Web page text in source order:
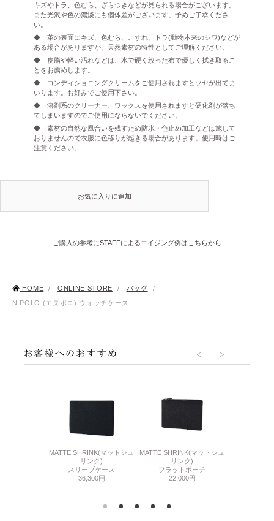
キズやトラ、色むら、ざらつきなどが見られる場合がございます。
また光沢や色の濃淡にも個体差がございます。予めご了承くださ
い。
◆ 革の表面にキズ、色むら、こすれ、トラ(動物本来のシワ)などが
ある場合がありますが、天然素材の特性としてご理解ください。
◆ 皮脂や軽い汚れなどは、水で硬く絞った布で優しく拭き取るこ
とをお薦めします。
◆ コンディショニングクリームをご使用されますとツヤが出てま
いります。お好みでご使用下さい。
◆ 溶剤系のクリーナー、ワックスを使用されますと硬化剤が落ち
てしまいますのでご使用にならないでください。
◆ 素材の自然な風合いを残すため防水・色止め加工などは施して
おりませんので衣服に色移りが起きる場合があります。使用時はご
注意ください。
お気に入りに追加
ご購入の参考にSTAFFによるエイジング例はこちらから
HOME / ONLINE STORE / バッグ
/
N POLO (エヌポロ) ウォッチケース
MATTE SHRINK(マットシュ
リンク)
スリーブケース
36,300円
MATTE SHRINK(マットシュ
リンク)
フラットポーチ
22,000円